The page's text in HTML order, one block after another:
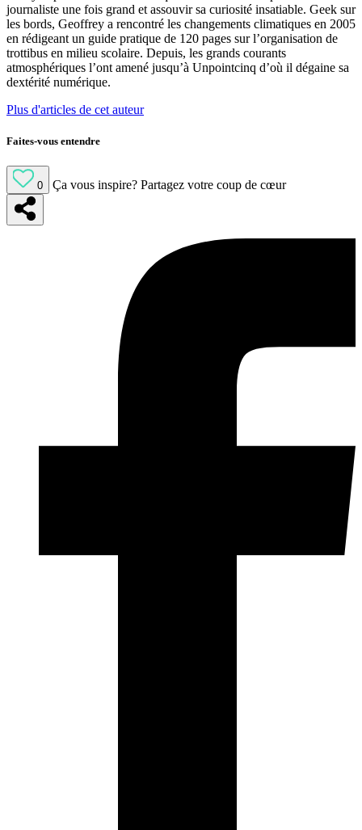
journaliste une fois grand et assouvir sa curiosité insatiable. Geek sur
les bords, Geoffrey a rencontré les changements climatiques en 2005
en rédigeant un guide pratique de 120 pages sur l’organisation de
trottibus en milieu scolaire. Depuis, les grands courants
atmosphériques l’ont amené jusqu’à Unpointcinq d’où il dégaine sa
dextérité numérique.
Plus d'articles de cet auteur
Faites-vous entendre
0 Ça vous inspire? Partagez votre coup de cœur